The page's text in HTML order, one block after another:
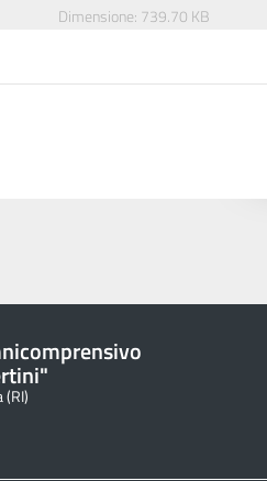
Dimensione: 739.70 KB
(RI)